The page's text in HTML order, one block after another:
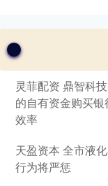
灵菲配资 鼎智科
的自有资金购买
效率
天盈资本 全市液
行为将严惩